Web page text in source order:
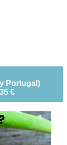
Portugal)
€